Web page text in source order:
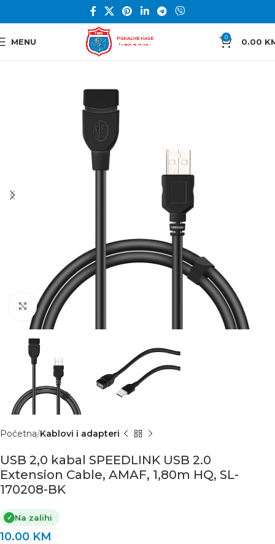
MENU 0 0.00
Click to enlarge
Početna Kablovi i adapteri
USB 2,0 kabal SPEEDLINK USB 2.0
Extension Cable, AMAF, 1,80m HQ, SL-
170208-BK
✓ Na zalihi
10.00 KM